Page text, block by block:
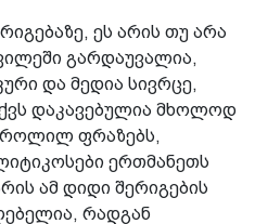
ეს არის თუ არა
გარდაუვალია,
და მედია სივრცე,
დაკავებულია მხოლოდ
ფრაზებს,
ერთმანეთს
ამ დიდი შერიგების
რადგან